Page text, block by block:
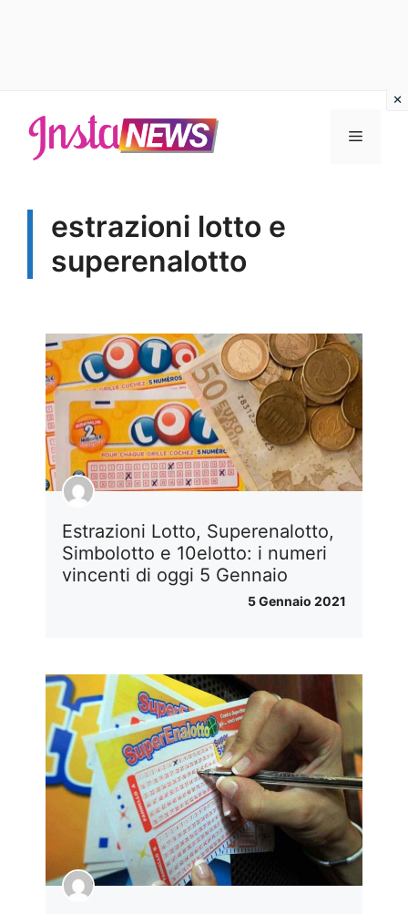
contenuto
Menu
estrazioni lotto e
superenalotto
Estrazioni Lotto, Superenalotto,
Simbolotto e 10elotto: i numeri
vincenti di oggi 5 Gennaio
5 Gennaio 2021